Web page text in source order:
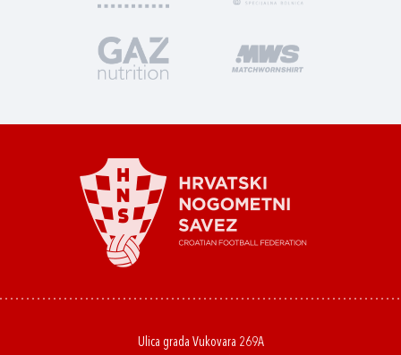
Ulica grada Vukovara 269A